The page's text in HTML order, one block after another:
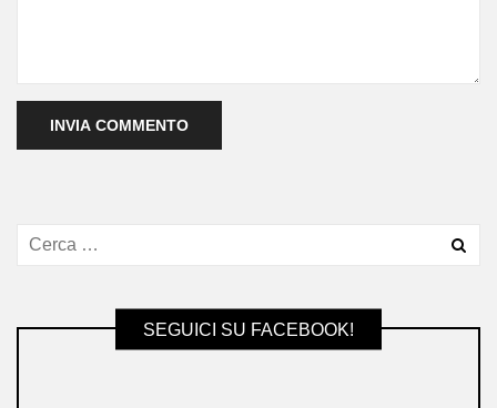
SEGUICI SU FACEBOOK!